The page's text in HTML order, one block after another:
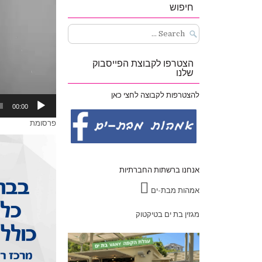
00:00
פרסומת
חיפוש
Search
for:
הצטרפו לקבוצת הפייסבוק
שלנו
להצטרפות לקבוצה לחצי כאן
אנחנו ברשתות החברתיות
אמהות מבת-ים
מגזין בת ים בטיקטוק